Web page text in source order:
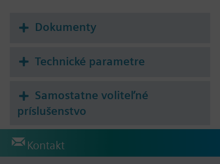
Dokumenty
Technické parametre
Samostatne voliteľné
príslušenstvo
Kontakt